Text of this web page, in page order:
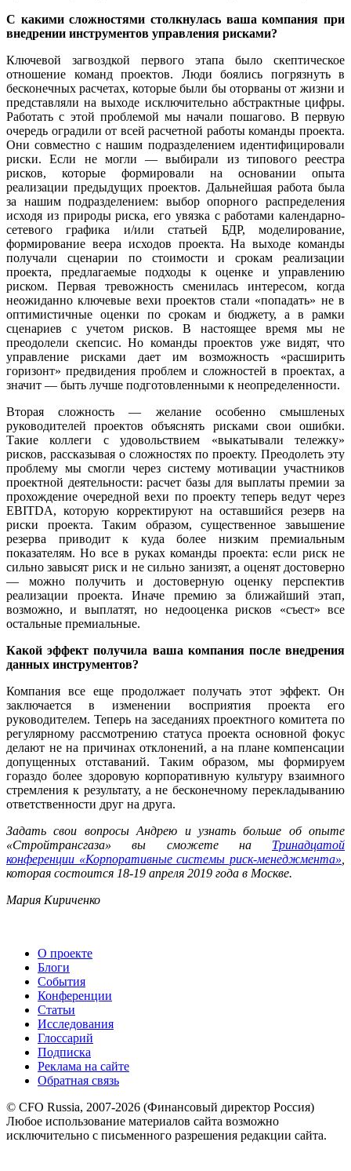
С какими сложностями столкнулась ваша компания при
внедрении инструментов управления рисками?
Ключевой загвоздкой первого этапа было скептическое
отношение команд проектов. Люди боялись погрязнуть в
бесконечных расчетах, которые были бы оторваны от жизни и
представляли на выходе исключительно абстрактные цифры.
Работать с этой проблемой мы начали пошагово. В первую
очередь оградили от всей расчетной работы команды проекта.
Они совместно с нашим подразделением идентифицировали
риски. Если не могли — выбирали из типового реестра
рисков, которые формировали на основании опыта
реализации предыдущих проектов. Дальнейшая работа была
за нашим подразделением: выбор опорного распределения
исходя из природы риска, его увязка с работами календарно-
сетевого графика и/или статьей БДР, моделирование,
формирование веера исходов проекта. На выходе команды
получали сценарии по стоимости и срокам реализации
проекта, предлагаемые подходы к оценке и управлению
риском. Первая тревожность сменилась интересом, когда
неожиданно ключевые вехи проектов стали «попадать» не в
оптимистичные оценки по срокам и бюджету, а в рамки
сценариев с учетом рисков. В настоящее время мы не
преодолели скепсис. Но команды проектов уже видят, что
управление рисками дает им возможность «расширить
горизонт» предвидения проблем и сложностей в проектах, а
значит — быть лучше подготовленными к неопределенности.
Вторая сложность — желание особенно смышленых
руководителей проектов объяснять рисками свои ошибки.
Такие коллеги с удовольствием «выкатывали тележку»
рисков, рассказывая о сложностях по проекту. Преодолеть эту
проблему мы смогли через систему мотивации участников
проектной деятельности: расчет базы для выплаты премии за
прохождение очередной вехи по проекту теперь ведут через
EBITDA, которую корректируют на оставшийся резерв на
риски проекта. Таким образом, существенное завышение
резерва приводит к куда более низким премиальным
показателям. Но все в руках команды проекта: если риск не
сильно завысят риск и не сильно занизят, а оценят достоверно
— можно получить и достоверную оценку перспектив
реализации проекта. Иначе премию за ближайший этап,
возможно, и выплатят, но недооценка рисков «съест» все
остальные премиальные.
Какой эффект получила ваша компания после внедрения
данных инструментов?
Компания все еще продолжает получать этот эффект. Он
заключается в изменении восприятия проекта его
руководителем. Теперь на заседаниях проектного комитета по
регулярному рассмотрению статуса проекта основной фокус
делают не на причинах отклонений, а на плане компенсации
допущенных отставаний. Таким образом, мы формируем
гораздо более здоровую корпоративную культуру взаимного
стремления к результату, а не бесконечному перекладыванию
ответственности друг на друга.
Задать свои вопросы Андрею и узнать больше об опыте
«Стройтрансгаза» вы сможете на Тринадцатой
конференции «Корпоративные системы риск-менеджмента»
которая состоится 18-19 апреля 2019 года в Москве.
Мария Кириченко
О проекте
Блоги
События
Конференции
Статьи
Исследования
Глоссарий
Подписка
Реклама на сайте
Обратная связь
© CFO Russia, 2007-2026 (Финансовый директор Россия)
Любое использование материалов сайта возможно
исключительно с письменного разрешения редакции сайта.